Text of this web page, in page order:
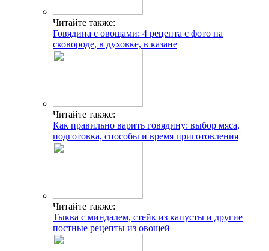
Читайте также:
Говядина с овощами: 4 рецепта с фото на
сковороде, в духовке, в казане
Читайте также:
Как правильно варить говядину: выбор мяса,
подготовка, способы и время приготовления
Читайте также:
Тыква с миндалем, стейк из капусты и другие
постные рецепты из овощей